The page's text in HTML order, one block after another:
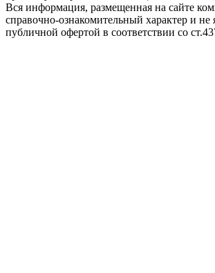
Вся информация, размещенная на сайте
справочно-ознакомительный характер и не
публичной офертой в соответствии со